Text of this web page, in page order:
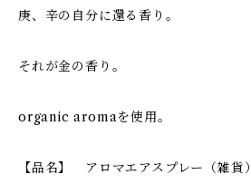
庚、辛の自分に還る香り。
それが金の香り。
organic aromaを使用。
【品名】 アロマエアスプレー（雑貨）